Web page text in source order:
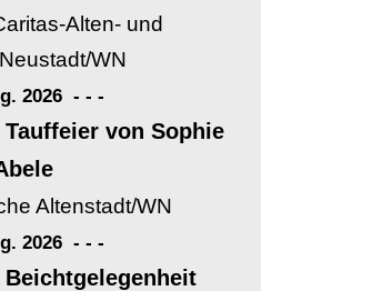
Alten- und
WN
2026 - --
Tauffeier von Sophie
Altenstadt/WN
2026 - --
Beichtgelegenheit